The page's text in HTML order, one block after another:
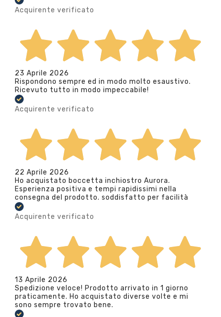
Acquirente verificato
23 Aprile 2026
Rispondono sempre ed in modo molto esaustivo.
Ricevuto tutto in modo impeccabile!
Acquirente verificato
22 Aprile 2026
Ho acquistato boccetta inchiostro Aurora.
Esperienza positiva e tempi rapidissimi nella
consegna del prodotto. soddisfatto per facilità
Acquirente verificato
13 Aprile 2026
Spedizione veloce! Prodotto arrivato in 1 giorno
praticamente. Ho acquistato diverse volte e mi
sono sempre trovato bene.